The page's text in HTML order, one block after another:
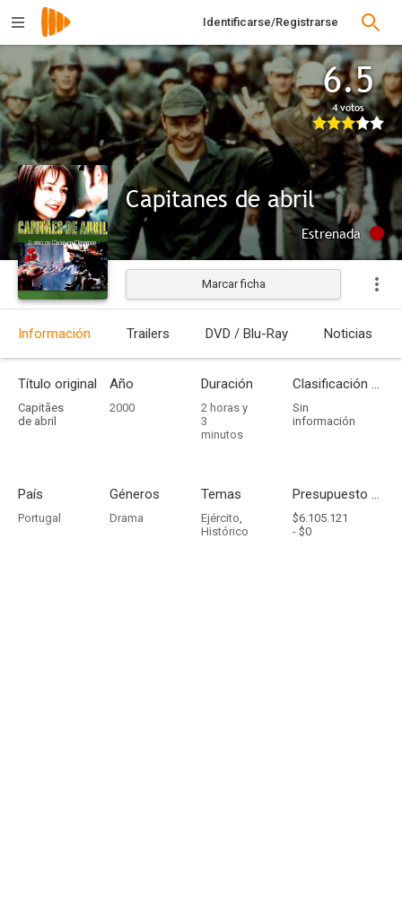
Identificarse/Registrarse
6.5
4 votos
Capitanes de abril
Estrenada
Marcar ficha
Información Trailers DVD / Blu-Ray Noticias
Título original
Capitães
de abril
Año
2000
Duración
2 horas y
3
minutos
Clasificación por edades
Sin
información
País
Portugal
Géneros
Drama
Temas
Ejército,
Histórico
Presupuesto - Ingresos
$6.105.121
- $0